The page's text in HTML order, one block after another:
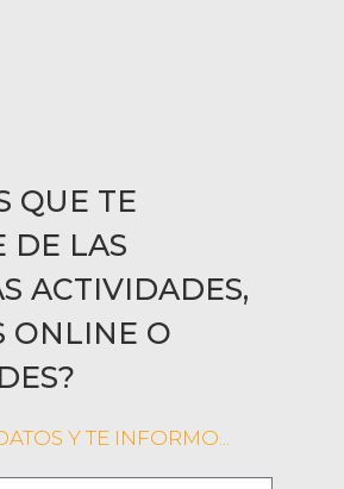
QUE TE
DE LAS
ACTIVIDADES,
ONLINE O
Y TE INFORMO...